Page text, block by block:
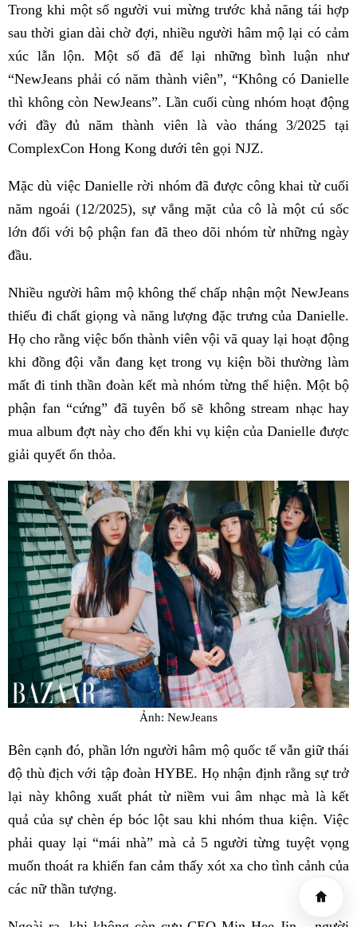
Trong khi một số người vui mừng trước khả năng tái hợp
sau thời gian dài chờ đợi, nhiều người hâm mộ lại có cảm
xúc lẫn lộn. Một số đã để lại những bình luận như
“NewJeans phải có năm thành viên”, “Không có Danielle
thì không còn NewJeans”. Lần cuối cùng nhóm hoạt động
với đầy đủ năm thành viên là vào tháng 3/2025 tại
ComplexCon Hong Kong dưới tên gọi NJZ.
Mặc dù việc Danielle rời nhóm đã được công khai từ cuối
năm ngoái (12/2025), sự vắng mặt của cô là một cú sốc
lớn đối với bộ phận fan đã theo dõi nhóm từ những ngày
đầu.
Nhiều người hâm mộ không thể chấp nhận một NewJeans
thiếu đi chất giọng và năng lượng đặc trưng của Danielle.
Họ cho rằng việc bốn thành viên vội vã quay lại hoạt động
khi đồng đội vẫn đang kẹt trong vụ kiện bồi thường làm
mất đi tinh thần đoàn kết mà nhóm từng thể hiện. Một bộ
phận fan “cứng” đã tuyên bố sẽ không stream nhạc hay
mua album đợt này cho đến khi vụ kiện của Danielle được
giải quyết ổn thỏa.
Ảnh: NewJeans
Bên cạnh đó, phần lớn người hâm mộ quốc tế vẫn giữ thái
độ thù địch với tập đoàn HYBE. Họ nhận định rằng sự trở
lại này không xuất phát từ niềm vui âm nhạc mà là kết
quả của sự chèn ép bóc lột sau khi nhóm thua kiện. Việc
phải quay lại “mái nhà” mà cả 5 người từng tuyệt vọng
muốn thoát ra khiến fan cảm thấy xót xa cho tình cảnh của
các nữ thần tượng.